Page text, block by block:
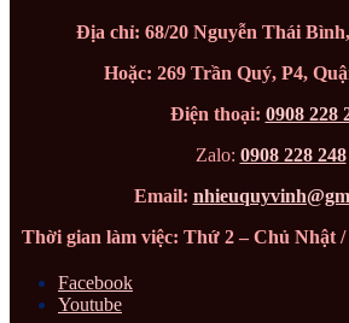
Địa chỉ: 68/20 Nguyễn Thái
Hoặc: 269 Trần Quý, P4,
Điện thoại: 0908 228
Zalo: 0908 228 248
Email:
Thời gian làm việc: Thứ 2 – Chủ Nhật
Facebook
Youtube